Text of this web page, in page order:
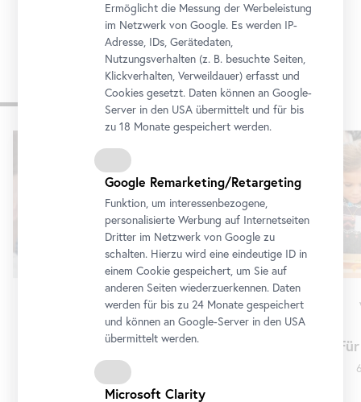
Alle Ausstellungen Ausstellungsvorschau
Programm
Mit Baby im Museum: Erna
Rosenstein
Führung • Unteres Belvedere
Erna Rosenstein
6. August 2026 10:30 - 11:30
Ermöglicht die Messung der Werbeleistung
im Netzwerk von Google. Es werden IP-
Adresse, IDs, Gerätedaten,
Nutzungsverhalten (z. B. besuchte Seiten,
Klickverhalten, Verweildauer) erfasst und
Cookies gesetzt. Daten können an Google-
Server in den USA übermittelt und für bis
zu 18 Monate gespeichert werden.
Google Remarketing/Retargeting
Funktion, um interessenbezogene,
personalisierte Werbung auf Internetseiten
Dritter im Netzwerk von Google zu
schalten. Hierzu wird eine eindeutige ID in
einem Cookie gespeichert, um Sie auf
anderen Seiten wiederzuerkennen. Daten
werden für bis zu 24 Monate gespeichert
und können an Google-Server in den USA
übermittelt werden.
Microsoft Clarity